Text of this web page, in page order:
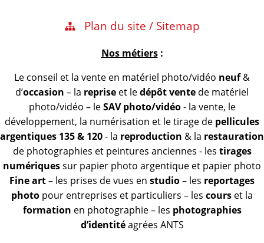
Plan du site / Sitemap
Nos métiers:
Le conseil et la vente en matériel photo/vidéo neuf&
d’occasion – la reprise et ledépôt vente de matériel
photo/vidéo – leSAV photo/vidéo- la vente, le
développement, la numérisation et le tirage de pellicules
argentiques 135 & 120- la reproduction & la restauration
de photographies et peintures anciennes - les tirages
numériquessur papier photo argentique et papier photo
Fine art– les prises de vues en studio– les reportages
photo pour entreprises et particuliers – les cours et la
formation en photographie – les photographies
d’identitéagrées ANTS